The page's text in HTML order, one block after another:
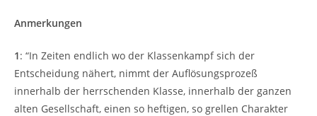
Anmerkungen
1: “In Zeiten endlich wo der Klassenkampf sich der
Entscheidung nähert, nimmt der Auflösungsprozeß
innerhalb der herrschenden Klasse, innerhalb der ganzen
alten Gesellschaft, einen so heftigen, so grellen Charakter